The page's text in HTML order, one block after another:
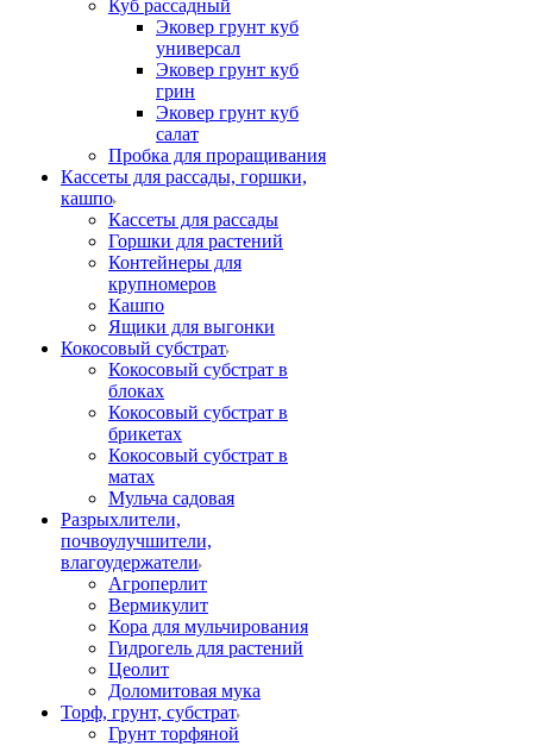
Куб рассадный
Эковер грунт куб
универсал
Эковер грунт куб
грин
Эковер грунт куб
салат
Пробка для проращивания
Кассеты для рассады, горшки,
кашпо
Кассеты для рассады
Горшки для растений
Контейнеры для
крупномеров
Кашпо
Ящики для выгонки
Кокосовый субстрат
Кокосовый субстрат в
блоках
Кокосовый субстрат в
брикетах
Кокосовый субстрат в
матах
Мульча садовая
Разрыхлители,
почвоулучшители,
влагоудержатели
Агроперлит
Вермикулит
Кора для мульчирования
Гидрогель для растений
Цеолит
Доломитовая мука
Торф, грунт, субстрат
Грунт торфяной